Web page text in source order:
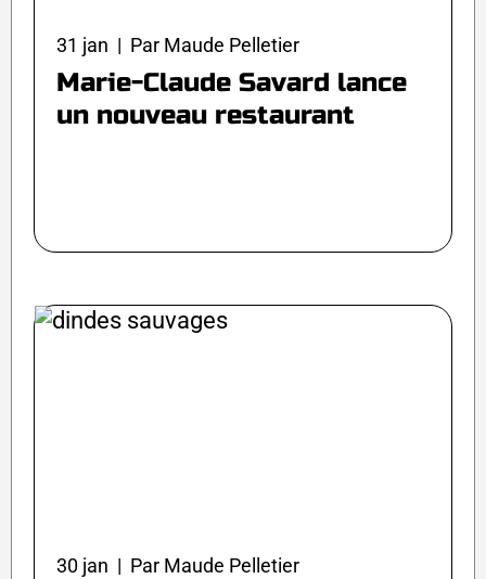
31 jan | Par Maude Pelletier
Marie-Claude Savard lance
un nouveau restaurant
30 jan | Par Maude Pelletier